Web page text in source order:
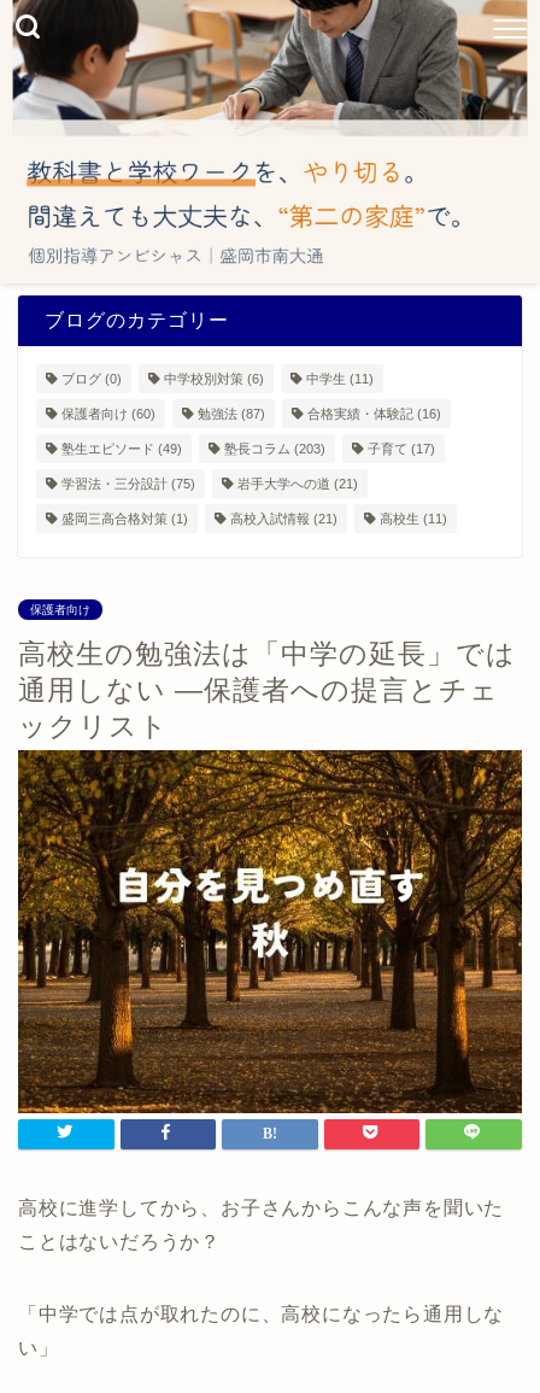
ブログのカテゴリー
ブログ (0) 中学校別対策 (6) 中学生 (11)
保護者向け (60) 勉強法 (87) 合格実績・体験記 (16)
塾生エピソード (49) 塾長コラム (203) 子育て (17)
学習法・三分設計 (75) 岩手大学への道 (21)
盛岡三高合格対策 (1) 高校入試情報 (21) 高校生 (11)
保護者向け
高校生の勉強法は「中学の延長」では
通用しない ―保護者への提言とチェ
ックリスト
高校に進学してから、お子さんからこんな声を聞いた
ことはないだろうか？
「中学では点が取れたのに、高校になったら通用しな
い」